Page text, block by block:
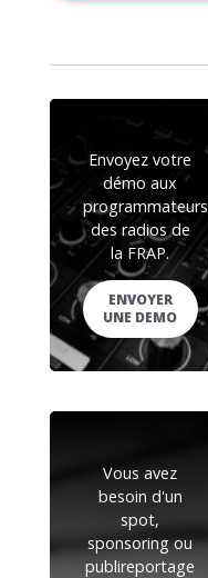
Envoyez votre
démo aux
programmateurs
des radios de
la FRAP.
ENVOYER
UNE DEMO
Vous avez
besoin d'un
spot,
sponsoring ou
publireportage